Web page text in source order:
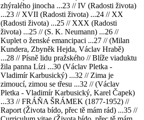
zhýralého jinocha ...23 // IV (Radosti života)
...23 // XVII (Radosti života) ...24 // XX
(Radosti života) ...25 // XXX (Radosti
života) ...25 // (S. K. Neumann) ...26 //
Kuplet o ženské emancipaci ...27 // (Milan
Kundera, Zbyněk Hejda, Václav Hrabě)
...28 // Písně lidu pražského // Blíže viaduktu
žila panna Lízi ...30 (Václav Pletka -
Vladimír Karbusický) ...32 // Zima je
zimoucí, zimou se třesu ...32 // (Václav
Pletka - Vladimír Karbusický, Karel Čapek)
...33 // FRÁŇA ŠRÁMEK (1877-1952) //
Raport (Života bído, přec tě mám rád) ...35 //